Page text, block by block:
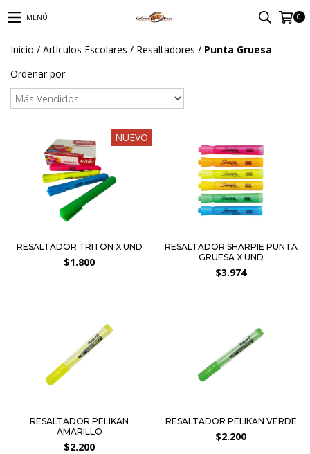
MENÚ 0
Inicio / Artículos Escolares / Resaltadores / Punta Gruesa
Ordenar por:
NUEVO
RESALTADOR TRITON X UND
$1.800
RESALTADOR SHARPIE PUNTA
GRUESA X UND
$3.974
RESALTADOR PELIKAN
AMARILLO
$2.200
RESALTADOR PELIKAN VERDE
$2.200